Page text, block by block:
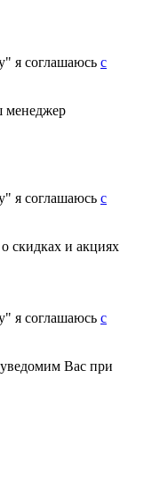
я соглашаюсь с
менеджер
я соглашаюсь с
скидках и акциях
я соглашаюсь с
Вас при